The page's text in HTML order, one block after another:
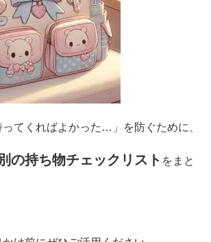
ってくればよかった…」を防ぐために、
の持ち物チェックリスト をまと